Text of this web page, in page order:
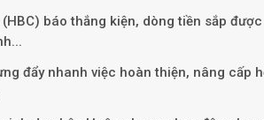
báo thắng kiện, dòng tiền sắp
đẩy nhanh việc hoàn thiện, nâng cấp